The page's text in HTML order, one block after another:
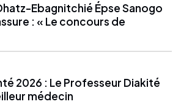
Ebagnitchié Épse Sanogo
: « Le concours de
2026 : Le Professeur Diakité
médecin